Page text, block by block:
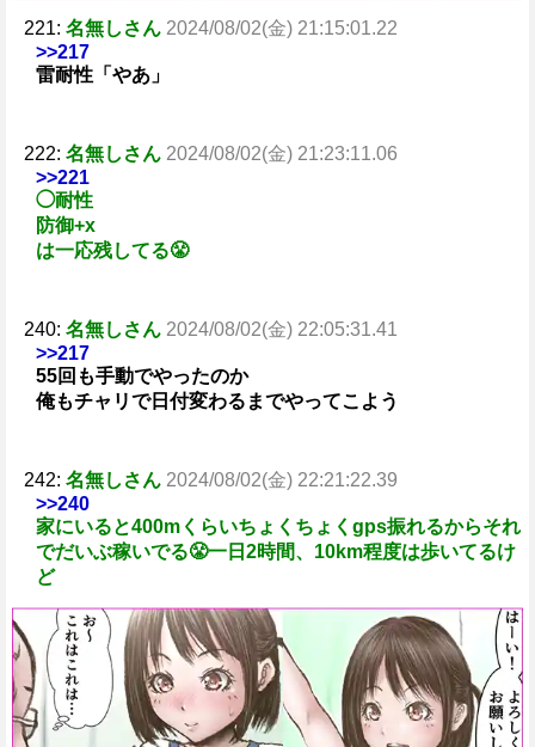
221: 名無しさん 2024/08/02(金) 21:15:01.22
>>217
雷耐性「やあ」
222: 名無しさん 2024/08/02(金) 21:23:11.06
>>221
◯耐性
防御+x
は一応残してる😤
240: 名無しさん 2024/08/02(金) 22:05:31.41
>>217
55回も手動でやったのか
俺もチャリで日付変わるまでやってこよう
242: 名無しさん 2024/08/02(金) 22:21:22.39
>>240
家にいると400mくらいちょくちょくgps振れるからそれ
でだいぶ稼いでる😤一日2時間、10km程度は歩いてるけ
ど